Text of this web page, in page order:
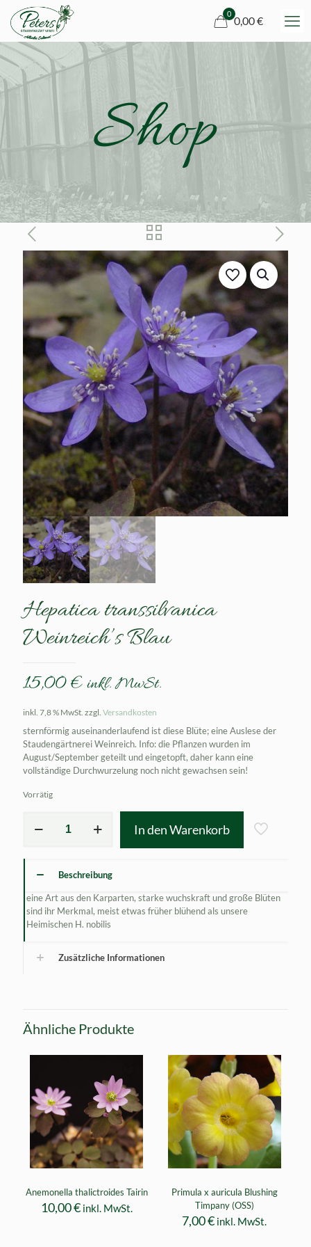
0
0,00 €
Shop
Hepatica transsilvanica
Weinreich’s Blau
15,00€ inkl. MwSt.
inkl. 7,8 % MwSt. zzgl. Versandkosten
sternförmig auseinanderlaufend ist diese Blüte; eine Auslese der
Staudengärtnerei Weinreich. Info: die Pflanzen wurden im
August/September geteilt und eingetopft, daher kann eine
vollständige Durchwurzelung noch nicht gewachsen sein!
Vorrätig
transsilvanica
Blau
In den Warenkorb
Beschreibung
eine Art aus den Karparten, starke wuchskraft und große Blüten
sind ihr Merkmal, meist etwas früher blühend als unsere
Heimischen H. nobilis
Zusätzliche Informationen
Ähnliche Produkte
Anemonella thalictroides Tairin
10,00€ inkl. MwSt.
Primula x auricula Blushing
Timpany (OSS)
7,00€ inkl. MwSt.